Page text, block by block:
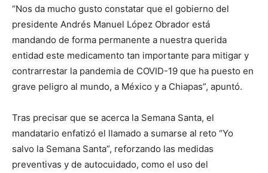
“Nos da mucho gusto constatar que el gobierno del
presidente Andrés Manuel López Obrador está
mandando de forma permanente a nuestra querida
entidad este medicamento tan importante para mitigar y
contrarrestar la pandemia de COVID-19 que ha puesto en
grave peligro al mundo, a México y a Chiapas”, apuntó.
Tras precisar que se acerca la Semana Santa, el
mandatario enfatizó el llamado a sumarse al reto “Yo
salvo la Semana Santa”, reforzando las medidas
preventivas y de autocuidado, como el uso del